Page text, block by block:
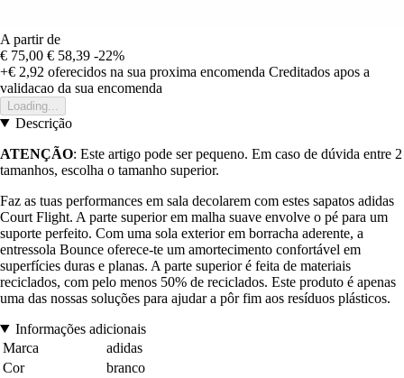
A partir de
€ 75,00 € 58,39 -22%
+€ 2,92 oferecidos na sua proxima encomenda Creditados apos a
validacao da sua encomenda
Loading...
Descrição
ATENÇÃO: Este artigo pode ser pequeno. Em caso de dúvida entre 2
tamanhos, escolha o tamanho superior.
Faz as tuas performances em sala decolarem com estes sapatos adidas
Court Flight. A parte superior em malha suave envolve o pé para um
suporte perfeito. Com uma sola exterior em borracha aderente, a
entressola Bounce oferece-te um amortecimento confortável em
superfícies duras e planas. A parte superior é feita de materiais
reciclados, com pelo menos 50% de reciclados. Este produto é apenas
uma das nossas soluções para ajudar a pôr fim aos resíduos plásticos.
Informações adicionais
Marca
adidas
Cor
branco